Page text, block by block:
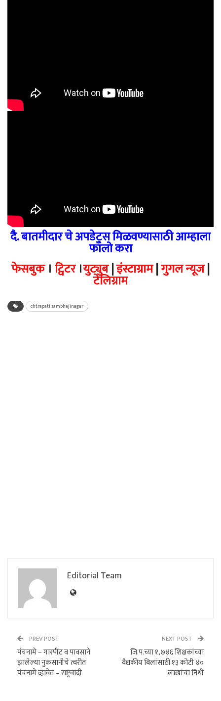
दै. बातमीदार चे अपडेट्स मिळवण्यासाठी आम्हाला
फॉलो करा
फेसबुक। ट्विटर।युट्युब|इंस्टाग्राम|गुगल न्यूज|
टेलिग्राम
chtrapati sambhajinagar
Editorial Team
PREV POST
पंचनामे – गारपीट व पावसाने
झालेल्या नुकसानीचे त्वरीत
पंचनामे व्हावेत – राष्ट्रवादी
NEXT POST
जि.प.च्या १,७४६ शिक्षकांच्या
वैद्यकीय बिलांसाठी १३ कोटी ४०
लाखांचा निधी